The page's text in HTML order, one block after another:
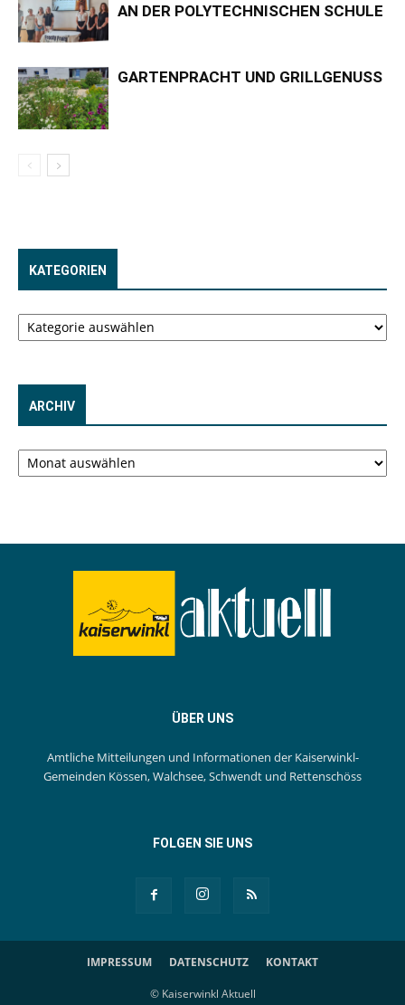
AN DER POLYTECHNISCHEN SCHULE
GARTENPRACHT UND GRILLGENUSS
KATEGORIEN
Kategorien
ARCHIV
Archiv
ÜBER UNS
Amtliche Mitteilungen und Informationen der Kaiserwinkl-
Gemeinden Kössen, Walchsee, Schwendt und Rettenschöss
FOLGEN SIE UNS
IMPRESSUM DATENSCHUTZ KONTAKT
© Kaiserwinkl Aktuell